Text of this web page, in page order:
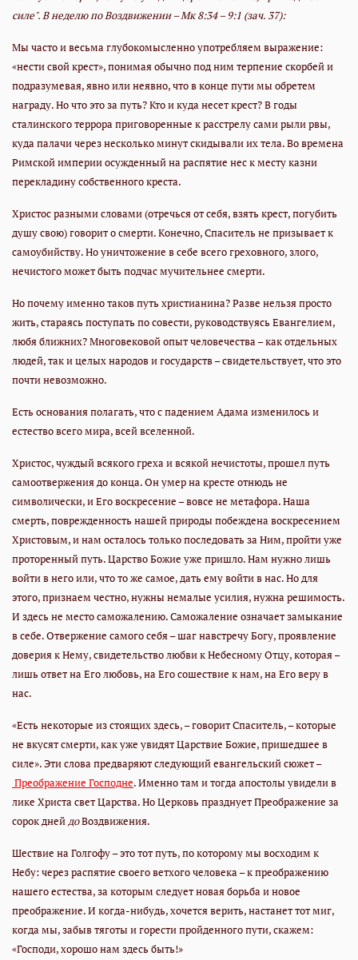
силе".В неделю по Воздвижении – Мк 8:34 – 9:1 (зач. 37):
Мы часто и весьма глубокомысленно употребляем выражение:
«нести свой крест», понимая обычно под ним терпение скорбей и
подразумевая, явно или неявно, что в конце пути мы обретем
награду. Но что это за путь? Кто и куда несет крест? В годы
сталинского террора приговоренные к расстрелу сами рыли рвы,
куда палачи через несколько минут скидывали их тела. Во времена
Римской империи осужденный на распятие нес к месту казни
перекладину собственного креста.
Христос разными словами (отречься от себя, взять крест, погубить
душу свою) говорит о смерти. Конечно, Спаситель не призывает к
самоубийству. Но уничтожение в себе всего греховного, злого,
нечистого может быть подчас мучительнее смерти.
Но почему именно таков путь христианина? Разве нельзя просто
жить, стараясь поступать по совести, руководствуясь Евангелием,
любя ближних? Многовековой опыт человечества – как отдельных
людей, так и целых народов и государств – свидетельствует, что это
почти невозможно.
Есть основания полагать, что с падением Адама изменилось и
естество всего мира, всей вселенной.
Христос, чуждый всякого греха и всякой нечистоты, прошел путь
самоотвержения до конца. Он умер на кресте отнюдь не
символически, и Его воскресение – вовсе не метафора. Наша
смерть, поврежденность нашей природы побеждена воскресением
Христовым, и нам осталось только последовать за Ним, пройти уже
проторенный путь. Царство Божие уже пришло. Нам нужно лишь
войти в него или, что то же самое, дать ему войти в нас. Но для
этого, признаем честно, нужны немалые усилия, нужна решимость.
И здесь не место саможалению. Саможаление означает замыкание
в себе. Отвержение самого себя – шаг навстречу Богу, проявление
доверия к Нему, свидетельство любви к Небесному Отцу, которая –
лишь ответ на Его любовь, на Его сошествие к нам, на Его веру в
нас.
«Есть некоторые из стоящих здесь, – говорит Спаситель, – которые
не вкусят смерти, как уже увидят Царствие Божие, пришедшее в
силе». Эти слова предваряют следующий евангельский сюжет –
Преображение Господне. Именно там и тогда апостолы увидели в
лике Христа свет Царства. Но Церковь празднует Преображение за
сорок днейдоВоздвижения.
Шествие на Голгофу – это тот путь, по которому мы восходим к
Небу: через распятие своего ветхого человека – к преображению
нашего естества, за которым следует новая борьба и новое
преображение. И когда-нибудь, хочется верить, настанет тот миг,
когда мы, забыв тяготы и горести пройденного пути, скажем:
«Господи, хорошо нам здесь быть!»